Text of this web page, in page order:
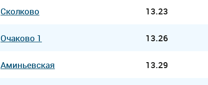
Сколково 13.23
Очаково 1 13.26
Аминьевская 13.29